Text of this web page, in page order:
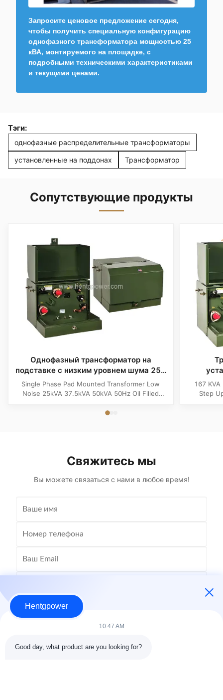
Запросите ценовое предложение сегодня,
чтобы получить специальную конфигурацию
однофазного трансформатора мощностью 25
кВА, монтируемого на площадке, с
подробными техническими характеристиками
и текущими ценами.
Тэги:
однофазные распределительные трансформаторы
установленные на поддонах Трансформатор
Сопутствующие продукты
Однофазный трансформатор на
подставке с низким уровнем шума 250
кВА 50 Гц, заполненный маслом
Single Phase Pad Mounted Transformer Low
Noise 25kVA 37.5kVA 50kVA 50Hz Oil Filled
distribution transformer, power transformer, Oil-
167
Step
Свяжитесь мы
Вы можете связаться с нами в любое время!
Hentgpower
10:47 AM
Good day, what product are you looking for?